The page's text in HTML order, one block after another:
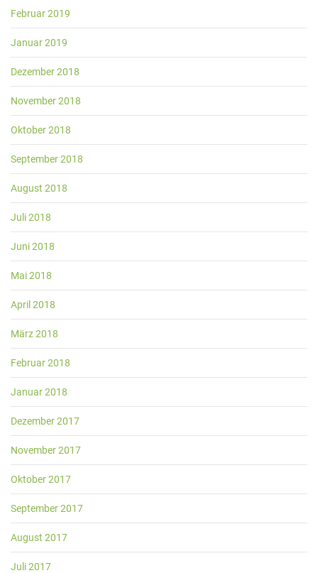
Februar 2019
Januar 2019
Dezember 2018
November 2018
Oktober 2018
September 2018
August 2018
Juli 2018
Juni 2018
Mai 2018
April 2018
März 2018
Februar 2018
Januar 2018
Dezember 2017
November 2017
Oktober 2017
September 2017
August 2017
Juli 2017